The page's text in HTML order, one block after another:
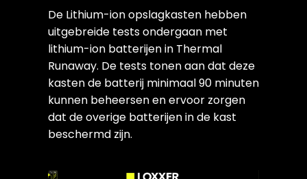
De Lithium-ion opslagkasten hebben
uitgebreide tests ondergaan met
lithium-ion batterijen in Thermal
Runaway. De tests tonen aan dat deze
kasten de batterij minimaal 90 minuten
kunnen beheersen en ervoor zorgen
dat de overige batterijen in de kast
beschermd zijn.